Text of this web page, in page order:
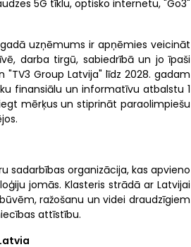
5G tīklu, optisko internetu, "Go3"
uzņēmums ir apņēmies veicināt
darba tirgū, sabiedrībā un jo īpaši
Group Latvija" līdz 2028. gadam
finansiālu un informatīvu atbalstu 1
mērķus un stiprināt paraolimpiešu
sadarbības organizācija, kas apvieno
jomās. Klasteris strādā ar Latvijai
ražošanu un videi draudzīgiem
attīstību.